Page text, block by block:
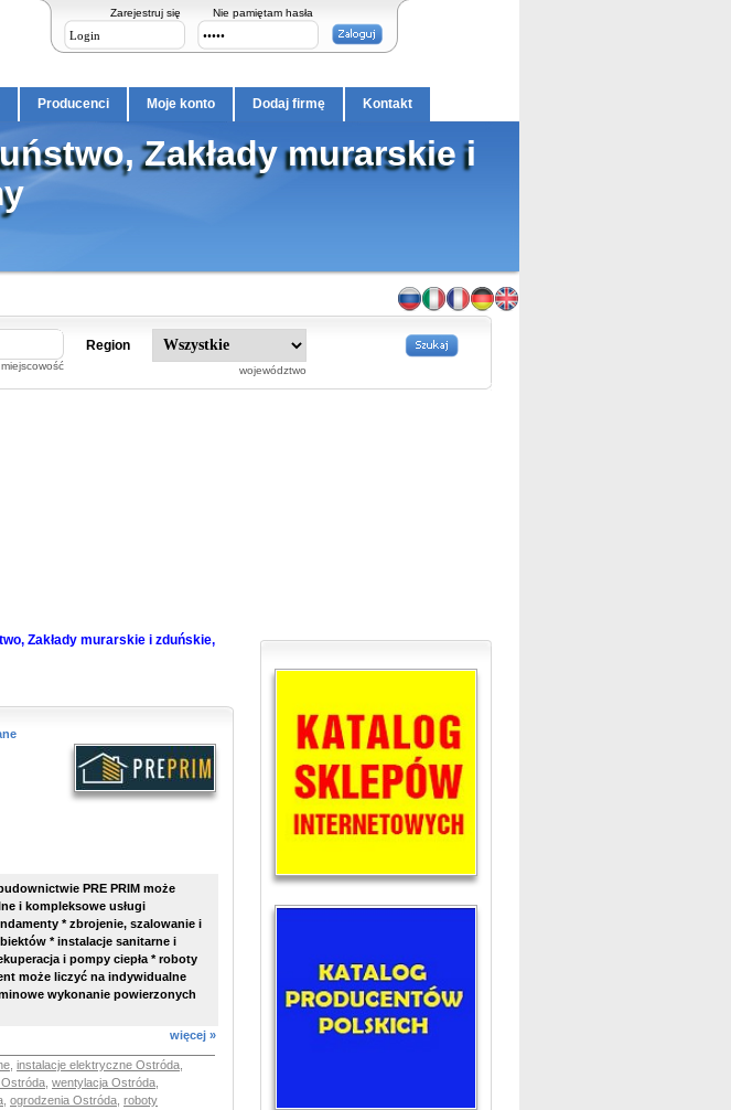
Zarejestruj się Nie pamiętam hasła
Producenci Moje konto Dodaj firmę Kontakt
Zakłady murarskie i
miejscowość
Region
województwo
Zakłady murarskie i zduńskie,
PRE PRIM może
i kompleksowe usługi
* zbrojenie, szalowanie i
* instalacje sanitarne i
i pompy ciepła * roboty
może liczyć na indywidualne
wykonanie powierzonych
więcej »
instalacje elektryczne Ostróda
wentylacja Ostróda
ogrodzenia Ostróda roboty